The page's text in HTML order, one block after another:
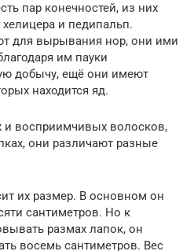
пар конечностей, из них
и педипальп.
для вырывания нор, они ими
им пауки
добычу, ещё они имеют
находится яд.
восприимчивых волосков,
они различают разные
их размер. В основном он
сантиметров. Но к
размах лапок, он
восемь сантиметров. Вес